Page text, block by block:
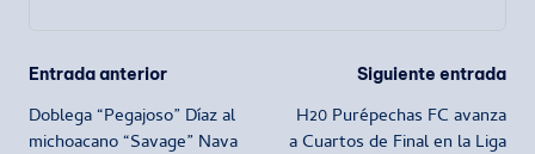
Navegación
de
Entrada anterior
Doblega “Pegajoso” Díaz al
michoacano “Savage” Nava
Siguiente entrada
H20 Purépechas FC avanza
a Cuartos de Final en la Liga